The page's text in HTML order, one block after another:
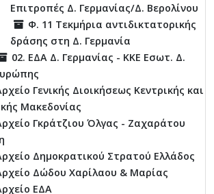
Επιτροπές Δ. Γερμανίας/Δ. Βερολίνου
Φ. 11 Τεκμήρια αντιδικτατορικής
δράσης στη Δ. Γερμανία
02. ΕΔΑ Δ. Γερμανίας - ΚΚΕ Εσωτ. Δ.
Γενικής Διοικήσεως Κεντρικής και
Μακεδονίας
Γκράτζιου Όλγας - Ζαχαράτου
Δημοκρατικού Στρατού Ελλάδος
Δώδου Χαρίλαου & Μαρίας
ΕΔΑ